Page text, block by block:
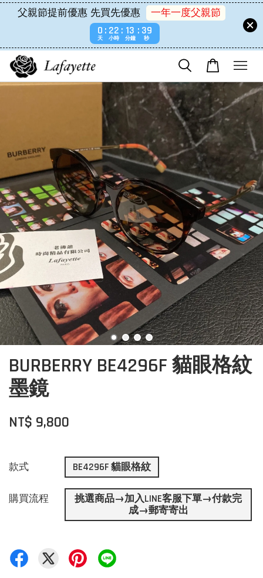
父親節提前優惠 先買先優惠
一年一度父親節
0
天
22
小時
13
分鐘
39
秒
BURBERRY BE4296F 貓眼格紋
墨鏡
NT$ 9,800
款式 BE4296F 貓眼格紋
購買流程
挑選商品→加入LINE客服下單→付款完
成→郵寄寄出